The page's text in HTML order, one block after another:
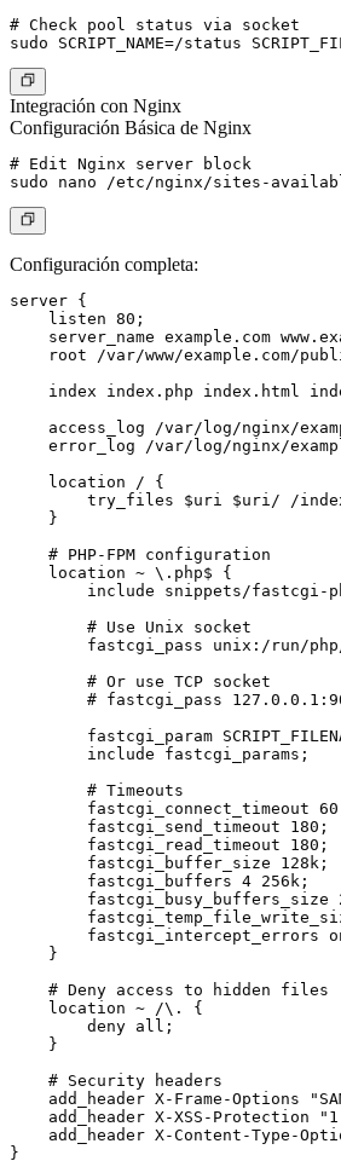
# Check pool status via socket
Integración con Nginx
Configuración Básica de Nginx
# Edit Nginx server block
Configuración completa:
server {
    listen 80;
server_name example.com
root /var/www/example.com/
index index.php index.html
access_log /var/log/nginx/
error_log /var/log/nginx/
    location / {
try_files $uri $uri/ /
    }
    # PHP-FPM configuration
    location ~ \.php$ {
include snippets/fastcgi-
        # Use Unix socket
fastcgi_pass unix:/run/
        # Or use TCP socket
# fastcgi_pass
fastcgi_param
        include fastcgi_params;
        # Timeouts
fastcgi_connect_timeout
        fastcgi_send_timeout 180;
        fastcgi_read_timeout 180;
        fastcgi_buffer_size 128k;
        fastcgi_buffers 4 256k;
fastcgi_busy_buffers_size
fastcgi_intercept_errors
    }
    # Deny access to hidden files
    location ~ /\. {
        deny all;
    }
    # Security headers
add_header X-Frame-Options
add_header X-XSS-Protection
add_header X-Content-Type-